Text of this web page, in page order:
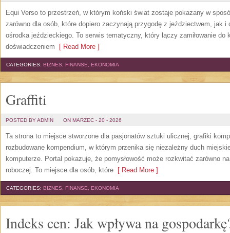
Equi Verso to przestrzeń, w którym koński świat zostaje pokazany w
zarówno dla osób, które dopiero zaczynają przygodę z jeździectwem, jak
ośrodka jeździeckiego. To serwis tematyczny, który łączy zamiłowanie
doświadczeniem [ Read More ]
CATEGORIES: BIZNES, FINANSE, EKONOMIA
Graffiti
POSTED BY ADMIN ON MARZEC - 20 - 2026
Ta strona to miejsce stworzone dla pasjonatów sztuki ulicznej, grafiki
rozbudowane kompendium, w którym przenika się niezależny duch
komputerze. Portal pokazuje, że pomysłowość może rozkwitać zarówno
roboczej. To miejsce dla osób, które [ Read More ]
CATEGORIES: BIZNES, FINANSE, EKONOMIA
Indeks cen: Jak wpływa na